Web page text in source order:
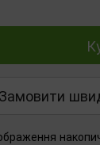
Замовити